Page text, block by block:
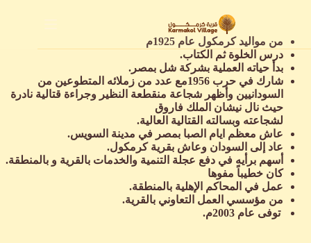
من مواليد كرمكول عام 1925م
درس الخلوة ثم الكتاب.
بدأ حياته العملية بشركة شل بمصر.
شارك في حرب 1956مع عدد من زملائه المتطوعين من
السودانيين وأظهر شجاعة منقطعة النظير وجراءة قتالية نادرة
حيث نال نيشان الملك فاروق
لشجاعته وبسالته القتالية العالية.
عاش معظم ايام الصبا بمصر في مدينة السويس.
عاد إلى السودان وعاش بقرية كرمكول.
أسهم برأيه في دفع عجلة التنمية والخدمات بالقرية و بالمنطقة.
كان خطيباً مفوها
عمل في المحاكم الإهلية بالمنطقة.
من مؤسسي العمل التعاوني بالقرية.
توفى عام 2003م.